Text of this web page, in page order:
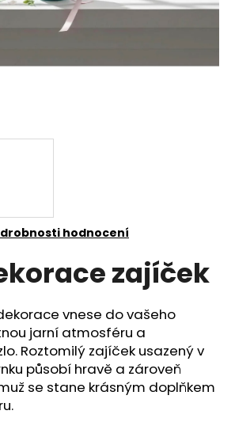
hodnocení
zajíček
vnese do vašeho
jarní atmosféru a
Roztomilý zajíček usazený v
působí hravě a zároveň
se stane krásným doplňkem